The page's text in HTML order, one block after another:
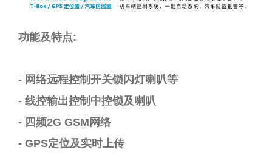
功能及特点:
- 网络远程控制开关锁闪灯喇叭等
- 线控输出控制中控锁及喇叭
- 四频2G GSM 网络
- GPS定位及实时上传